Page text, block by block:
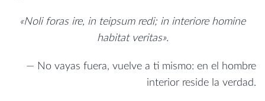
«Noli foras ire, in teipsum redi; in interiore homine
habitat veritas».
— No vayas fuera, vuelve a ti mismo: en el hombre
interior reside la verdad.